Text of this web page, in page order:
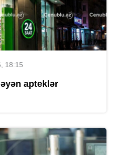
18:15
apteklər